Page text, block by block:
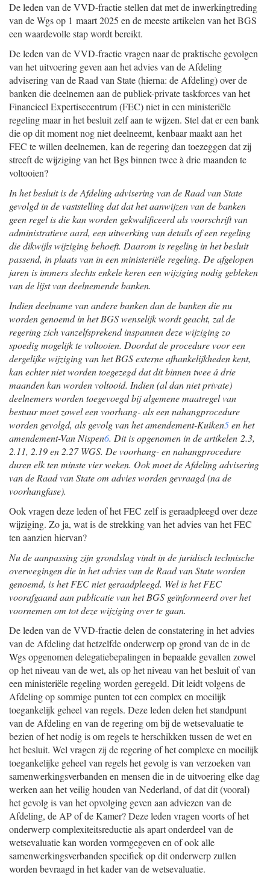
De leden van de VVD-fractie stellen dat met de inwerkingtreding
van de Wgs op 1 maart 2025 en de meeste artikelen van het BGS
een waardevolle stap wordt bereikt.
De leden van de VVD-fractie vragen naar de praktische gevolgen
van het uitvoering geven aan het advies van de Afdeling
advisering van de Raad van State (hierna: de Afdeling) over de
banken die deelnemen aan de publiek-private taskforces van het
Financieel Expertisecentrum (FEC) niet in een ministeriële
regeling maar in het besluit zelf aan te wijzen. Stel dat er een bank
die op dit moment nog niet deelneemt, kenbaar maakt aan het
FEC te willen deelnemen, kan de regering dan toezeggen dat zij
streeft de wijziging van het Bgs binnen twee à drie maanden te
voltooien?
In het besluit is de Afdeling advisering van de Raad van State
gevolgd in de vaststelling dat dat het aanwijzen van de banken
geen regel is die kan worden gekwalificeerd als voorschrift van
administratieve aard, een uitwerking van details of een regeling
die dikwijls wijziging behoeft. Daarom is regeling in het besluit
passend, in plaats van in een ministeriële regeling. De afgelopen
jaren is immers slechts enkele keren een wijziging nodig gebleken
van de lijst van deelnemende banken.
Indien deelname van andere banken dan de banken die nu
worden genoemd in het BGS wenselijk wordt geacht, zal de
regering zich vanzelfsprekend inspannen deze wijziging zo
spoedig mogelijk te voltooien. Doordat de procedure voor een
dergelijke wijziging van het BGS externe afhankelijkheden kent,
kan echter niet worden toegezegd dat dit binnen twee á drie
maanden kan worden voltooid. Indien (al dan niet private)
deelnemers worden toegevoegd bij algemene maatregel van
bestuur moet zowel een voorhang- als een nahangprocedure
worden gevolgd, als gevolg van het amendement-Kuiken5en het
amendement-Van Nispen6. Dit is opgenomen in de artikelen 2.3,
2.11, 2.19 en 2.27 WGS. De voorhang- en nahangprocedure
duren elk ten minste vier weken. Ook moet de Afdeling advisering
van de Raad van State om advies worden gevraagd (na de
voorhangfase).
Ook vragen deze leden of het FEC zelf is geraadpleegd over deze
wijziging. Zo ja, wat is de strekking van het advies van het FEC
ten aanzien hiervan?
Nu de aanpassing zijn grondslag vindt in de juridisch technische
overwegingen die in het advies van de Raad van State worden
genoemd, is het FEC niet geraadpleegd. Wel is het FEC
voorafgaand aan publicatie van het BGS geïnformeerd over het
voornemen om tot deze wijziging over te gaan.
De leden van de VVD-fractie delen de constatering in het advies
van de Afdeling dat hetzelfde onderwerp op grond van de in de
Wgs opgenomen delegatiebepalingen in bepaalde gevallen zowel
op het niveau van de wet, als op het niveau van het besluit of van
een ministeriële regeling worden geregeld. Dit leidt volgens de
Afdeling op sommige punten tot een complex en moeilijk
toegankelijk geheel van regels. Deze leden delen het standpunt
van de Afdeling en van de regering om bij de wetsevaluatie te
bezien of het nodig is om regels te herschikken tussen de wet en
het besluit. Wel vragen zij de regering of het complexe en moeilijk
toegankelijke geheel van regels het gevolg is van verzoeken van
samenwerkingsverbanden en mensen die in de uitvoering elke dag
werken aan het veilig houden van Nederland, of dat dit (vooral)
het gevolg is van het opvolging geven aan adviezen van de
Afdeling, de AP of de Kamer? Deze leden vragen voorts of het
onderwerp complexiteitsreductie als apart onderdeel van de
wetsevaluatie kan worden vormgegeven en of ook alle
samenwerkingsverbanden specifiek op dit onderwerp zullen
worden bevraagd in het kader van de wetsevaluatie.